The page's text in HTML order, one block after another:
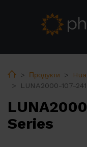
HomeПродукти
LUNA2000-107-
Series
Продукти
Huawei
Huawei Установки